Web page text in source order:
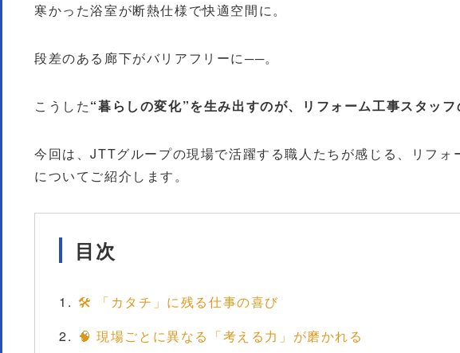
寒かった浴室が断熱仕様で快適空間に。
段差のある廊下がバリアフリーに──。
こうした“暮らしの変化”を生み出すのが、リフォーム工事スタッフ
今回は、JTTグループの現場で活躍する職人たちが感じる、リフォ
についてご紹介します。
目次
🛠 「カタチ」に残る仕事の喜び
🧠 現場ごとに異なる「考える力」が磨かれる